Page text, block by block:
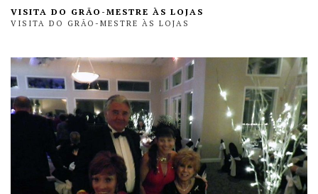
VISITA DO GRÃO-MESTRE ÀS LOJAS
VISITA DO GRÃO-MESTRE ÀS LOJAS